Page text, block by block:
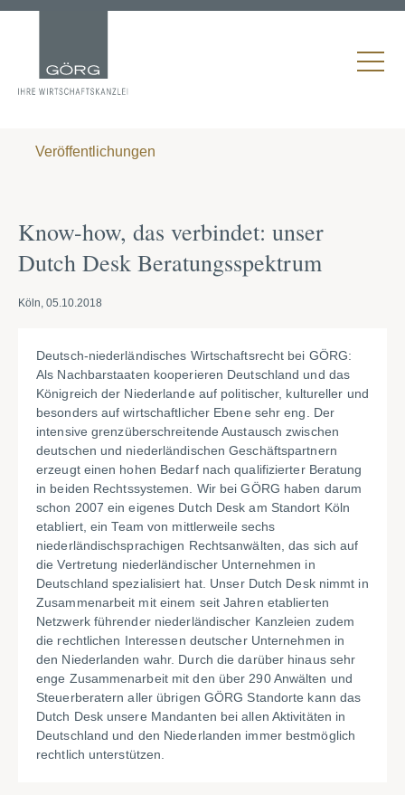
Veröffentlichungen
Know-how, das verbindet: unser
Dutch Desk Beratungsspektrum
Köln, 05.10.2018
Deutsch-niederländisches Wirtschaftsrecht bei GÖRG:
Als Nachbarstaaten kooperieren Deutschland und das
Königreich der Niederlande auf politischer, kultureller und
besonders auf wirtschaftlicher Ebene sehr eng. Der
intensive grenzüberschreitende Austausch zwischen
deutschen und niederländischen Geschäftspartnern
erzeugt einen hohen Bedarf nach qualifizierter Beratung
in beiden Rechtssystemen. Wir bei GÖRG haben darum
schon 2007 ein eigenes Dutch Desk am Standort Köln
etabliert, ein Team von mittlerweile sechs
niederländischsprachigen Rechtsanwälten, das sich auf
die Vertretung niederländischer Unternehmen in
Deutschland spezialisiert hat. Unser Dutch Desk nimmt in
Zusammenarbeit mit einem seit Jahren etablierten
Netzwerk führender niederländischer Kanzleien zudem
die rechtlichen Interessen deutscher Unternehmen in
den Niederlanden wahr. Durch die darüber hinaus sehr
enge Zusammenarbeit mit den über 290 Anwälten und
Steuerberatern aller übrigen GÖRG Standorte kann das
Dutch Desk unsere Mandanten bei allen Aktivitäten in
Deutschland und den Niederlanden immer bestmöglich
rechtlich unterstützen.